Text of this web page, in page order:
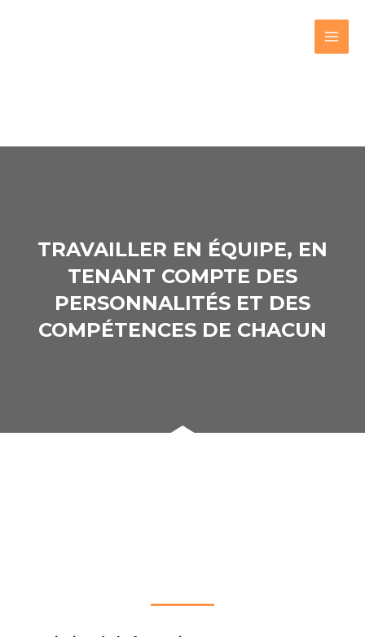
TRAVAILLER EN ÉQUIPE, EN
TENANT COMPTE DES
PERSONNALITÉS ET DES
COMPÉTENCES DE CHACUN